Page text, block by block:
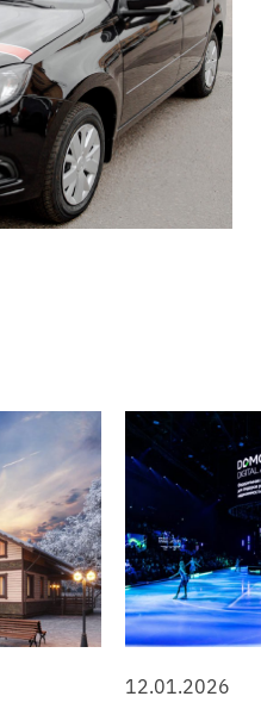
12.01.2026